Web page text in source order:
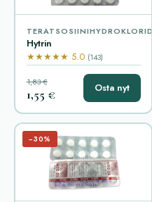
TERATSOSIINIHYDROKLORIDI
Hytrin
★★★★★ 5.0 (143)
1,83 €
1,55 € Osta nyt
−30%